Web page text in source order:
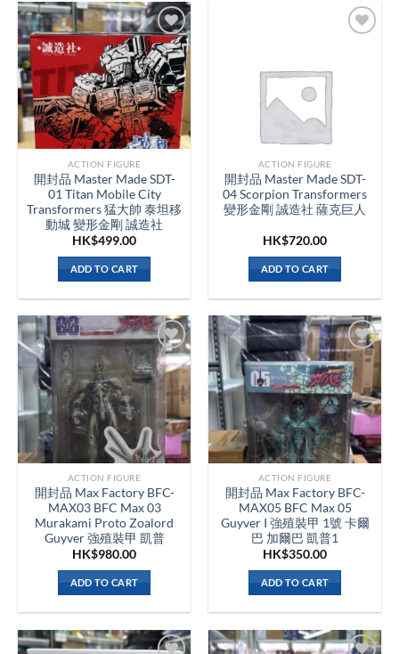
ACTION FIGURE
開封品 Master Made SDT-
01 Titan Mobile City
Transformers 猛大帥 泰坦移
動城 變形金剛 誠造社
HK$499.00
ADD TO CART
ACTION FIGURE
開封品 Master Made SDT-
04 Scorpion Transformers
變形金剛 誠造社 薩克巨人
HK$720.00
ADD TO CART
ACTION FIGURE
開封品 Max Factory BFC-
MAX03 BFC Max 03
Murakami Proto Zoalord
Guyver 強殖裝甲 凱普
HK$980.00
ADD TO CART
ACTION FIGURE
開封品 Max Factory BFC-
MAX05 BFC Max 05
Guyver I 強殖裝甲 1號 卡爾
巴 加爾巴 凱普1
HK$350.00
ADD TO CART